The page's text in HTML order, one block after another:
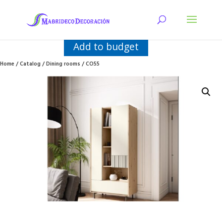
Add to budget
Home/Catalog/Dining rooms/ CO55